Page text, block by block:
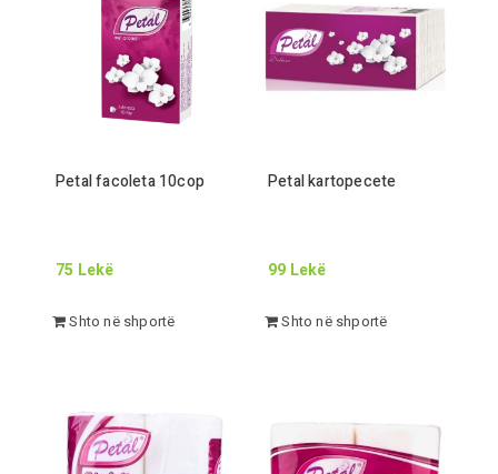
Petal facoleta10cop
75 Lekë
Shto në shportë
Petal kartopecete
99 Lekë
Shto në shportë